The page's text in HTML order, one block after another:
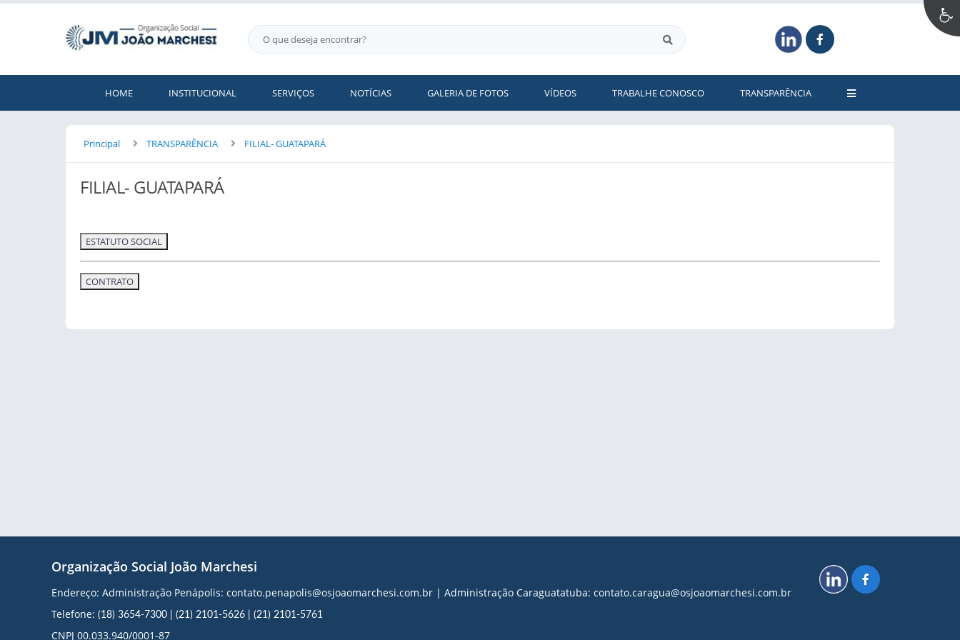
HOME INSTITUCIONAL SERVIÇOS NOTÍCIAS GALERIA DE FOTOS VÍDEOS TRABALHE CONOSCO TRANSPARÊNCIA
Principal TRANSPARÊNCIA FILIAL- GUATAPARÁ
FILIAL- GUATAPARÁ
Organização Social João Marchesi
Endereço: Administração Penápolis: contato.penapolis@osjoaomarchesi.com.br | Administração Caraguatatuba: contato.caragua@osjoaomarchesi.com.br
Telefone: (18) 3654-7300 | (21) 2101-5626 | (21) 2101-5761
CNPJ 00.033.940/0001-87